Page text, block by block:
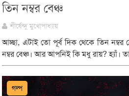
তিন নম্বর বেঞ্চ
শীর্ষেন্দু মুখোপাধ্যায়
আচ্ছা, এটাই তো পূর্ব দিক থেকে তিন নম্বর
নম্বর বেঞ্চ। আর আপনিই কি মধু রায়? হ্যাঁ।
গল্প